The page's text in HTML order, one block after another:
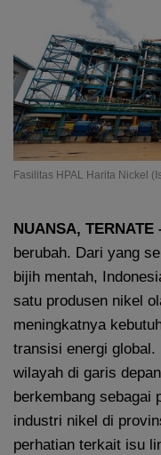
Fasilitas HPAL Harita Nickel
NUANSA, TERNATE
berubah. Dari yang
bijih mentah,
satu produsen nikel
meningkatnya
transisi energi
wilayah di garis
berkembang sebagai
industri nikel di
perhatian terkait isu